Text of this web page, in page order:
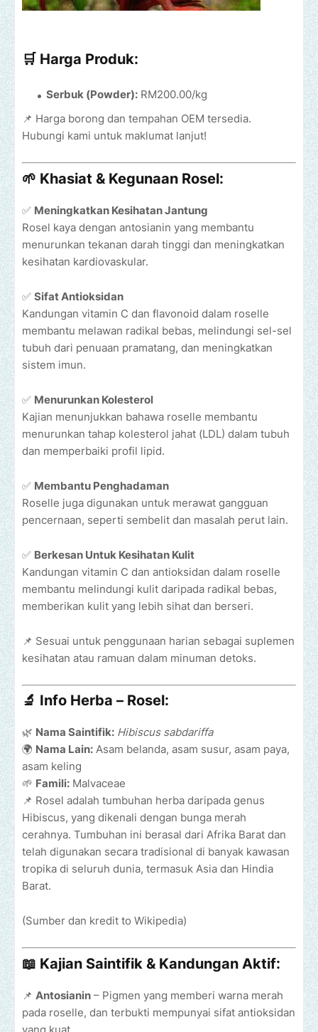
🛒 Harga Produk:
Serbuk (Powder): RM200.00/kg
📌 Harga borong dan tempahan OEM tersedia.
Hubungi kami untuk maklumat lanjut!
🌱 Khasiat & Kegunaan Rosel:
✅ Meningkatkan Kesihatan Jantung
Rosel kaya dengan antosianin yang membantu
menurunkan tekanan darah tinggi dan meningkatkan
kesihatan kardiovaskular.
✅ Sifat Antioksidan
Kandungan vitamin C dan flavonoid dalam roselle
membantu melawan radikal bebas, melindungi sel-sel
tubuh dari penuaan pramatang, dan meningkatkan
sistem imun.
✅ Menurunkan Kolesterol
Kajian menunjukkan bahawa roselle membantu
menurunkan tahap kolesterol jahat (LDL) dalam tubuh
dan memperbaiki profil lipid.
✅ Membantu Penghadaman
Roselle juga digunakan untuk merawat gangguan
pencernaan, seperti sembelit dan masalah perut lain.
✅ Berkesan Untuk Kesihatan Kulit
Kandungan vitamin C dan antioksidan dalam roselle
membantu melindungi kulit daripada radikal bebas,
memberikan kulit yang lebih sihat dan berseri.
📌 Sesuai untuk penggunaan harian sebagai suplemen
kesihatan atau ramuan dalam minuman detoks.
🔬 Info Herba – Rosel:
🌿 Nama Saintifik: Hibiscus sabdariffa
🌍 Nama Lain: Asam belanda, asam susur, asam paya,
asam keling
🌱 Famili: Malvaceae
📌 Rosel adalah tumbuhan herba daripada genus
Hibiscus, yang dikenali dengan bunga merah
cerahnya. Tumbuhan ini berasal dari Afrika Barat dan
telah digunakan secara tradisional di banyak kawasan
tropika di seluruh dunia, termasuk Asia dan Hindia
Barat.
(Sumber dan kredit to Wikipedia)
📖 Kajian Saintifik & Kandungan Aktif:
📌 Antosianin – Pigmen yang memberi warna merah
pada roselle, dan terbukti mempunyai sifat antioksidan
yang kuat.